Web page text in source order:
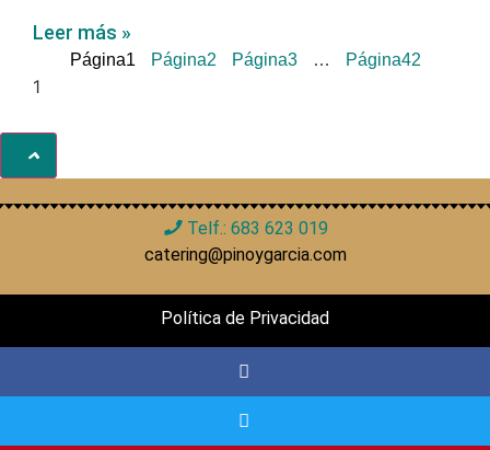
Leer más »
Página1 Página2 Página3 … Página42
Telf.: 683 623 019
catering@pinoygarcia.com
Política de Privacidad